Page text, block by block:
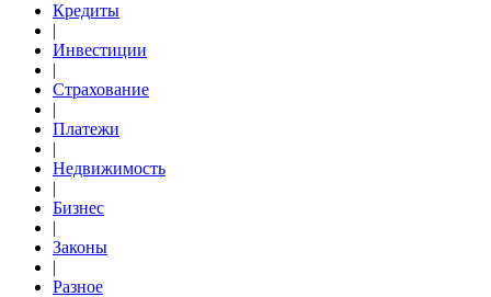
Кредиты
|
Инвестиции
|
Страхование
|
Платежи
|
Недвижимость
|
Бизнес
|
Законы
|
Разное